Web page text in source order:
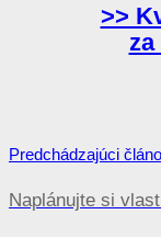
>>
za
Navigácia
v
článku
Predchádzajúci
Naplánujte si